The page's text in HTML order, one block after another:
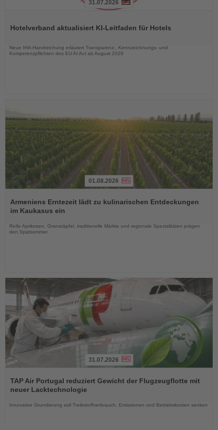
die
31.07.2026
Hotelverband aktualisiert KI-Leitfaden für Hotels
Neue IHA-Handreichung erläutert Transparenz-, Kennzeichnungs- und
Kompetenzpflichten des EU AI Act ab August 2026
Sie
die
01.08.2026
Armeniens Erntezeit lädt zu kulinarischen Entdeckungen
im Kaukasus ein
Reife Aprikosen, Granatäpfel, traditionelle Märkte und regionale Spezialitäten prägen
den Spätsommer
Sie
die
31.07.2026
TAP Air Portugal reduziert Gewicht der Flugzeugflotte mit
neuer Lacktechnologie
Innovative Grundierung soll Treibstoffverbrauch, Emissionen und Betriebskosten senken